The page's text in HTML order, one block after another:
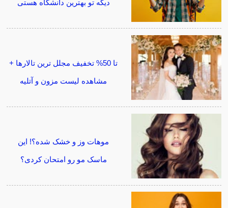
دیگه تو بهترین دانشگاه هستی
تا 50% تخفیف مجلل ترین تالارها +
مشاهده لیست مزون و آتلیه
موهات وز و خشک شده؟! این
ماسک مو رو امتحان کردی؟